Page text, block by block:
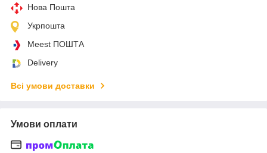
Нова Пошта
Укрпошта
Meest ПОШТА
Delivery
Всі умови доставки
Умови оплати